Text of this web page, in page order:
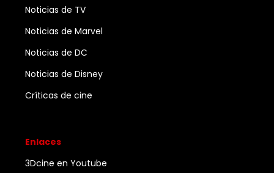
Noticias de TV
Noticias de Marvel
Noticias de DC
Noticias de Disney
Críticas de cine
Enlaces
3Dcine en Youtube